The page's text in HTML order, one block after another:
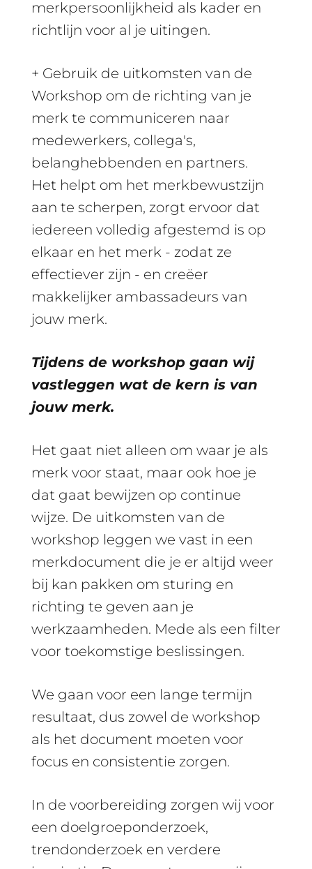
merkpersoonlijkheid als kader en
richtlijn voor al je uitingen.
+ Gebruik de uitkomsten van de
Workshop om de richting van je
merk te communiceren naar
medewerkers, collega's,
belanghebbenden en partners.
Het helpt om het merkbewustzijn
aan te scherpen, zorgt ervoor dat
iedereen volledig afgestemd is op
elkaar en het merk - zodat ze
effectiever zijn - en creëer
makkelijker ambassadeurs van
jouw merk.
Tijdens de workshop gaan wij
vastleggen wat de kern is van
jouw merk.
Het gaat niet alleen om waar je als
merk voor staat, maar ook hoe je
dat gaat bewijzen op continue
wijze. De uitkomsten van de
workshop leggen we vast in een
merkdocument die je er altijd weer
bij kan pakken om sturing en
richting te geven aan je
werkzaamheden. Mede als een filter
voor toekomstige beslissingen.
We gaan voor een lange termijn
resultaat, dus zowel de workshop
als het document moeten voor
focus en consistentie zorgen.
In de voorbereiding zorgen wij voor
een doelgroeponderzoek,
trendonderzoek en verdere